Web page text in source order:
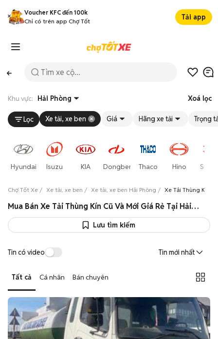
Voucher KFC đến 100k
Chỉ có trên app Chợ Tốt
Tải app
Khu vực: Hải Phòng Xoá lọc
Lọc Xe tải, xe ben Giá Hãng xe tải Trọng
Hyundai Isuzu KIA Dongben Thaco Hino
Chợ Tốt Xe Xe tải, xe ben Xe tải, xe ben Hải Phòng Xe Tải Thùng Kín
Mua Bán Xe Tải Thùng Kín Cũ Và Mới Giá Rẻ Tại Hải Phòng
Lưu tìm kiếm
Tin có video Tin mới nhất
Tất cả Cá nhân Bán chuyên